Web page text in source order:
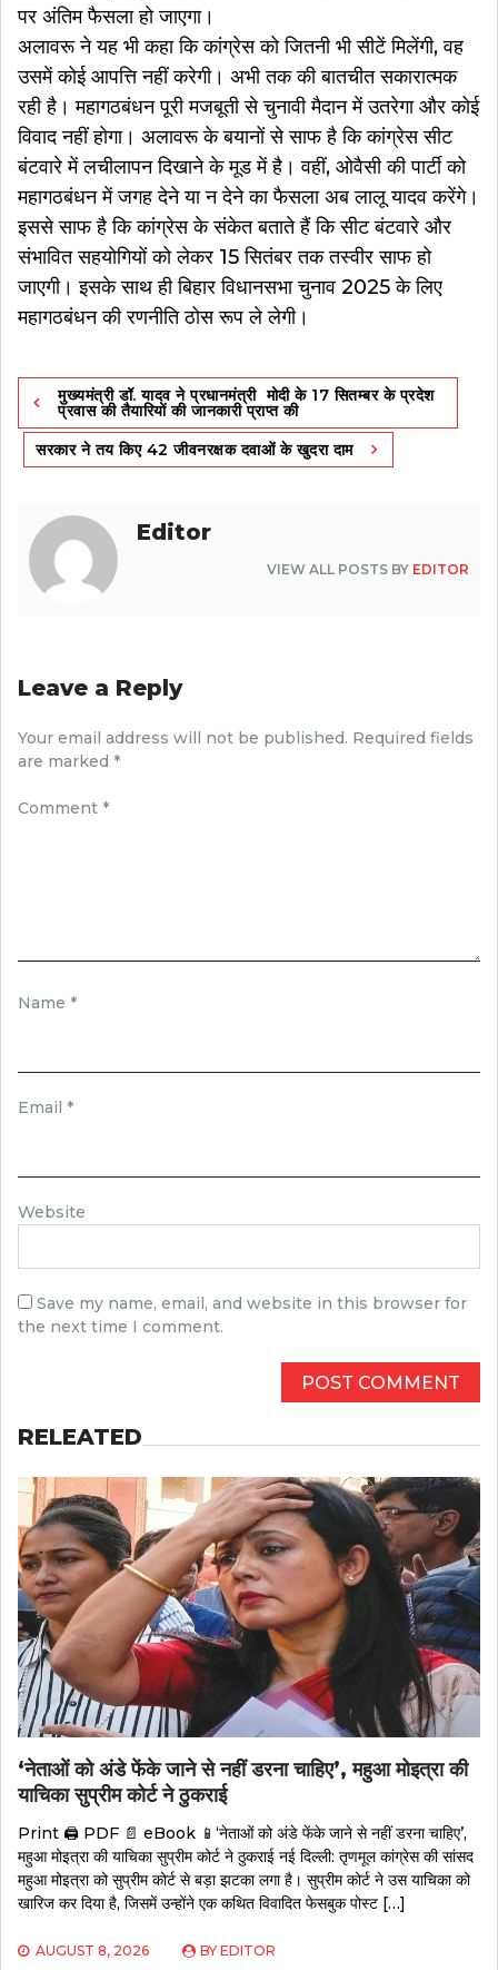
पर अंतिम फैसला हो जाएगा।
अलावरू ने यह भी कहा कि कांग्रेस को जितनी भी सीटें मिलेंगी, वह
उसमें कोई आपत्ति नहीं करेगी। अभी तक की बातचीत सकारात्मक
रही है। महागठबंधन पूरी मजबूती से चुनावी मैदान में उतरेगा और कोई
विवाद नहीं होगा। अलावरू के बयानों से साफ है कि कांग्रेस सीट
बंटवारे में लचीलापन दिखाने के मूड में है। वहीं, ओवैसी की पार्टी को
महागठबंधन में जगह देने या न देने का फैसला अब लालू यादव करेंगे।
इससे साफ है कि कांग्रेस के संकेत बताते हैं कि सीट बंटवारे और
संभावित सहयोगियों को लेकर 15 सितंबर तक तस्वीर साफ हो
जाएगी। इसके साथ ही बिहार विधानसभा चुनाव 2025 के लिए
महागठबंधन की रणनीति ठोस रूप ले लेगी।
Post
navigation
मुख्यमंत्री डॉ. यादव ने प्रधानमंत्री मोदी के 17 सितम्बर के प्रदेश
प्रवास की तैयारियों की जानकारी प्राप्त की
सरकार ने तय किए 42 जीवनरक्षक दवाओं के खुदरा दाम
Editor
VIEW ALL POSTS BY EDITOR
Leave a Reply
Your email address will not be published. Required fields
are marked *
Comment *
Name *
Email *
Website
Save my name, email, and website in this browser for
the next time I comment.
RELEATED
‘नेताओं को अंडे फेंके जाने से नहीं डरना चाहिए’, महुआ मोइत्रा की
याचिका सुप्रीम कोर्ट ने ठुकराई
Print 🖨 PDF 📄 eBook 📱‘नेताओं को अंडे फेंके जाने से नहीं डरना चाहिए’,
महुआ मोइत्रा की याचिका सुप्रीम कोर्ट ने ठुकराई नई दिल्ली: तृणमूल कांग्रेस की सांसद
महुआ मोइत्रा को सुप्रीम कोर्ट से बड़ा झटका लगा है। सुप्रीम कोर्ट ने उस याचिका को
खारिज कर दिया है, जिसमें उन्होंने एक कथित विवादित फेसबुक पोस्ट […]
AUGUST 8, 2026 BY EDITOR